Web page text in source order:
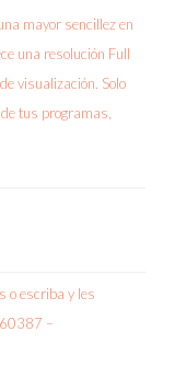
o escriba y les
–